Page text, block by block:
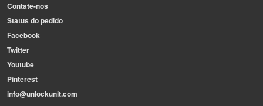
Contate-nos
Status do pedido
Facebook
Twitter
Youtube
Pinterest
info@unlockunit.com